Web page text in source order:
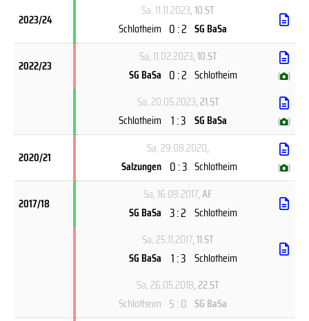
2023/24
Sa, 11.11.2023, 10.ST
Schlotheim 0 : 2 SG BaSa
2022/23
Sa, 11.02.2023, 10.ST
SG BaSa 0 : 2 Schlotheim ( )
Sa, 20.05.2023, 21.ST
Schlotheim 1 : 3 SG BaSa ( )
2020/21
Sa, 29.08.2020,
Salzungen 0 : 3 Schlotheim ( )
2017/18
Sa, 16.09.2017, AF
SG BaSa 3 : 2 Schlotheim
Sa, 25.11.2017, 11.ST
SG BaSa 1 : 3 Schlotheim
Sa, 26.05.2018, 22.ST
Schlotheim 5 : 0 SG BaSa